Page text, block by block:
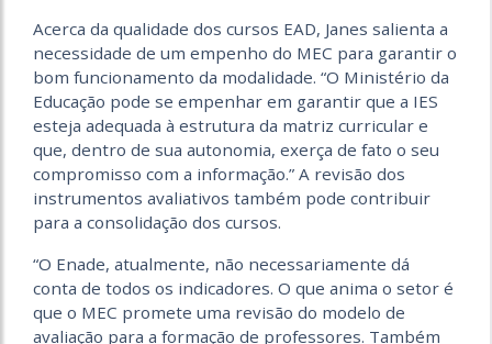
Acerca da qualidade dos cursos EAD, Janes salienta a
necessidade de um empenho do MEC para garantir o
bom funcionamento da modalidade. “O Ministério da
Educação pode se empenhar em garantir que a IES
esteja adequada à estrutura da matriz curricular e
que, dentro de sua autonomia, exerça de fato o seu
compromisso com a informação.” A revisão dos
instrumentos avaliativos também pode contribuir
para a consolidação dos cursos.
“O Enade, atualmente, não necessariamente dá
conta de todos os indicadores. O que anima o setor é
que o MEC promete uma revisão do modelo de
avaliação para a formação de professores. Também